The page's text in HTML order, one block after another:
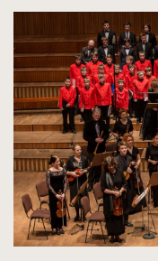
spowoduje
zdjęcia
do
rozmiarów
oryginalnych